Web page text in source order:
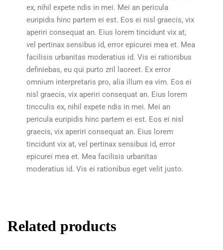
ex, nihil expete ndis in mei. Mei an pericula
euripidis hinc partem ei est. Eos ei nisl graecis, vix
aperiri consequat an. Eius lorem tincidunt vix at,
vel pertinax sensibus id, error epicurei mea et. Mea
facilisis urbanitas moderatius id. Vis ei rationibus
definiebas, eu qui purto zril laoreet. Ex error
omnium interpretaris pro, alia illum ea vim. Eos ei
nisl graecis, vix aperiri consequat an. Eius lorem
tincculis ex, nihil expete ndis in mei. Mei an
pericula euripidis hinc partem ei est. Eos ei nisl
graecis, vix aperiri consequat an. Eius lorem
tincidunt vix at, vel pertinax sensibus id, error
epicurei mea et. Mea facilisis urbanitas
moderatius id. Vis ei rationibus eget velit justo.
Related products